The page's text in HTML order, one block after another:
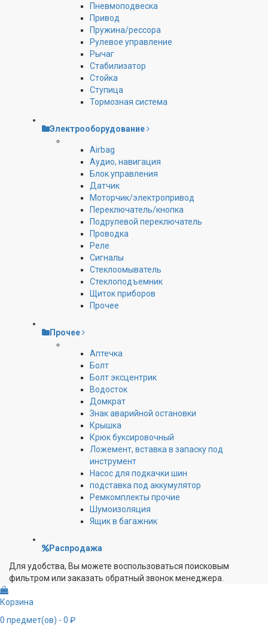
Пневмоподвеска
Привод
Пружина/рессора
Рулевое управление
Рычаг
Стабилизатор
Стойка
Ступица
Тормозная система
Электрооборудование
Airbag
Аудио, навигация
Блок управления
Датчик
Моторчик/электропривод
Переключатель/кнопка
Подрулевой переключатель
Проводка
Реле
Сигналы
Стеклоомыватель
Стеклоподъемник
Щиток приборов
Прочее
Прочее
Аптечка
Болт
Болт эксцентрик
Водосток
Домкрат
Знак аварийной остановки
Крышка
Крюк буксировочный
Ложемент, вставка в запаску под
инструмент
Насос для подкачки шин
подставка под аккумулятор
Ремкомплекты прочие
Шумоизоляция
Ящик в багажник
Распродажа
Для удобства, Вы можете воспользоваться поисковым
фильтром или заказать обратный звонок менеджера.
Корзина
0 предмет(ов) - 0 ₽